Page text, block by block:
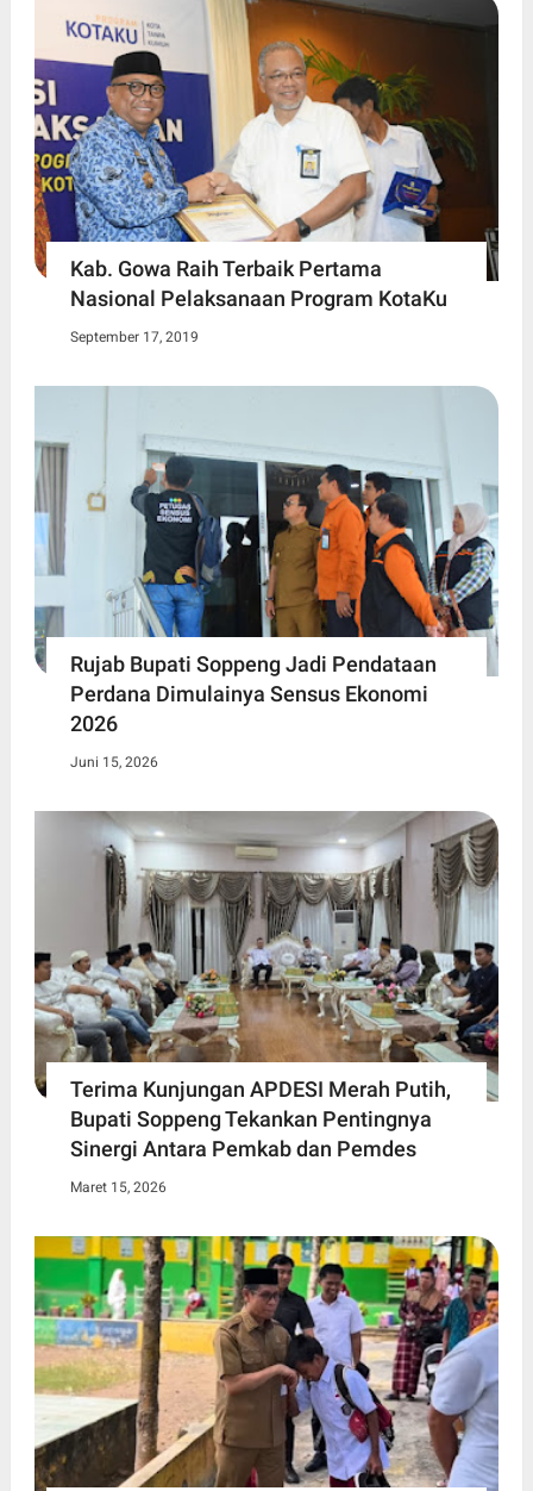
Kab. Gowa Raih Terbaik Pertama
Nasional Pelaksanaan Program KotaKu
September 17, 2019
Rujab Bupati Soppeng Jadi Pendataan
Perdana Dimulainya Sensus Ekonomi
2026
Juni 15, 2026
Terima Kunjungan APDESI Merah Putih,
Bupati Soppeng Tekankan Pentingnya
Sinergi Antara Pemkab dan Pemdes
Maret 15, 2026